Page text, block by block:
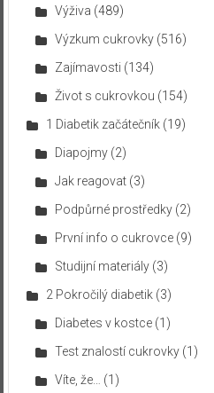
Výživa (489)
Výzkum cukrovky(516)
Zajímavosti (134)
Život s cukrovkou (154)
1 Diabetik začátečník(19)
Diapojmy(2)
Jak reagovat(3)
Podpůrné prostředky(2)
První info o cukrovce(9)
Studijní materiály(3)
2 Pokročilý diabetik(3)
Diabetes v kostce(1)
Test znalostí cukrovky(1)
Víte, že…
(1)